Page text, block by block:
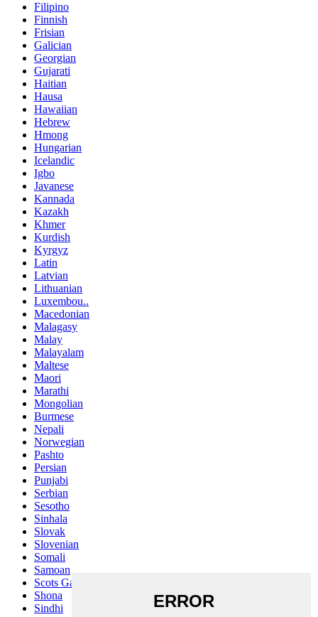
Filipino
Finnish
Frisian
Galician
Georgian
Gujarati
Haitian
Hausa
Hawaiian
Hebrew
Hmong
Hungarian
Icelandic
Igbo
Javanese
Kannada
Kazakh
Khmer
Kurdish
Kyrgyz
Latin
Latvian
Lithuanian
Luxembou..
Macedonian
Malagasy
Malay
Malayalam
Maltese
Maori
Marathi
Mongolian
Burmese
Nepali
Norwegian
Pashto
Persian
Punjabi
Serbian
Sesotho
Sinhala
Slovak
Slovenian
Somali
Samoan
Scots Gaelic
Shona
Sindhi